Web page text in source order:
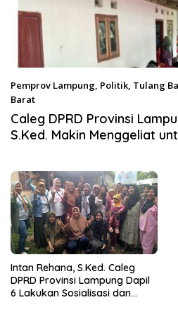
Pemprov Lampung, Politik, Tulang
Barat
23 Januari 2024
Caleg DPRD Provinsi
S.Ked. Makin Menggeliat
Intan Rehana, S.Ked. Caleg
DPRD Provinsi Lampung Dapil
6 Lakukan Sosialisasi dan